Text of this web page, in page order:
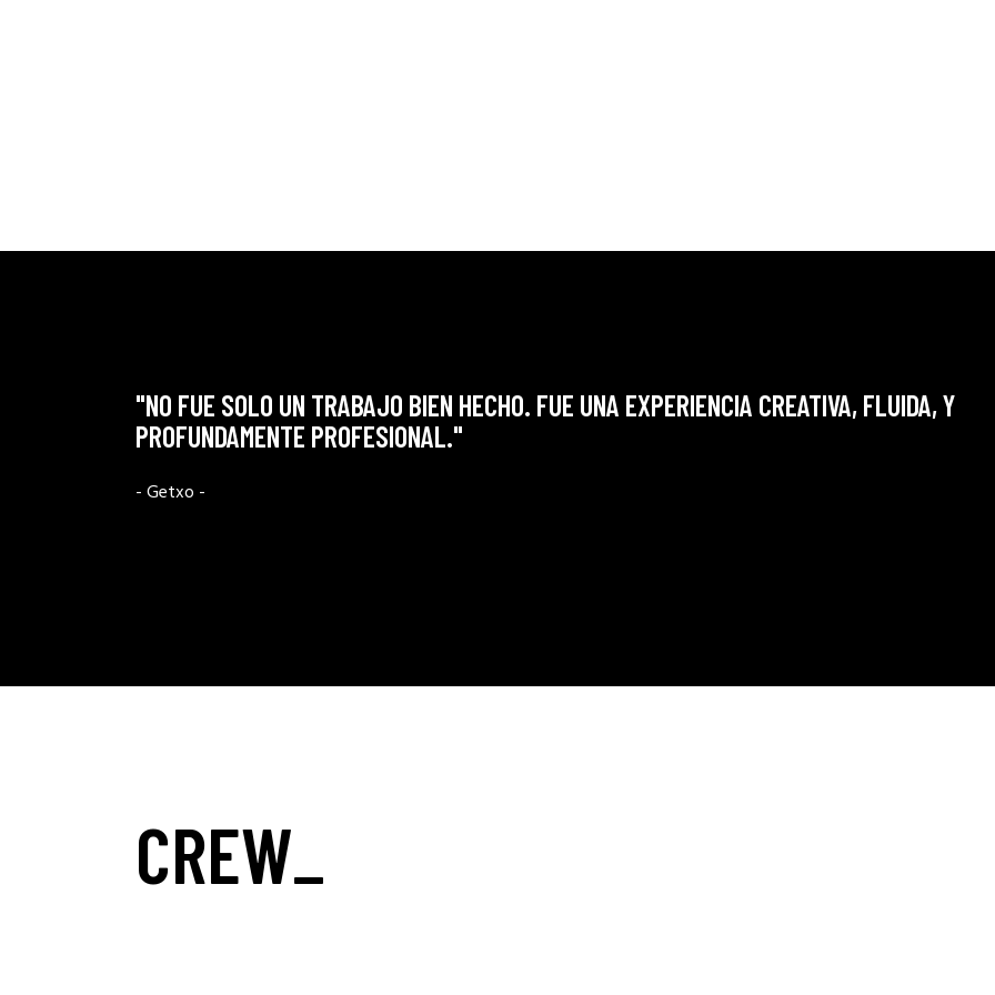
"NO FUE SOLO UN TRABAJO BIEN HECHO. FUE UNA EXPERIENCIA CREATIVA, FLUIDA, Y
PROFUNDAMENTE PROFESIONAL."
- Getxo -
CREW_